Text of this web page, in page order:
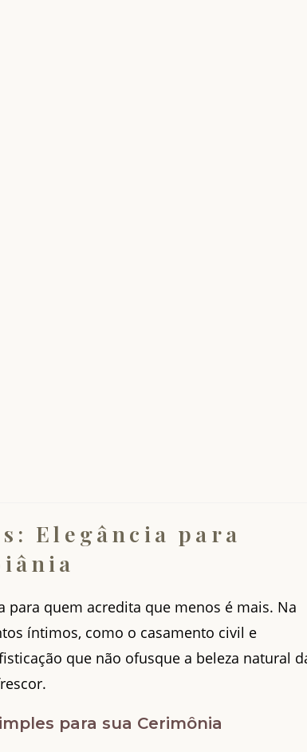
Elegância para
para quem acredita que menos é mais. Na
íntimos, como o casamento civil e
que não ofusque a beleza natural
para sua Cerimônia